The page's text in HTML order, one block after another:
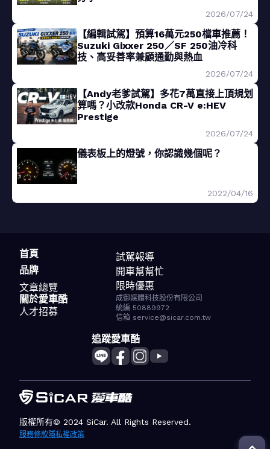
2026/07/24
【編輯試駕】預算16萬元250檔車推薦！
Suzuki Gixxer 250／SF 250油冷科
技、高妥善率兼顧通勤與熱血
2026/07/24
【Andy老爹試駕】多花7萬直接上頂規划
算嗎？小改款Honda CR-V e:HEV
Prestige
2026/07/24
儀表板上的燈號，你認識幾個呢？
2022/04/16
首頁
品牌
文章總覽
試駕報導
開車幫幫忙
限時優惠
關於愛車酷
人才招募
成御媒體科技股份有限公司
統編 50889972
信箱 service@sicar.com.tw
追蹤愛車酷
版權所有© 2024 SiCar. All Rights Reserved.
服務條款隱私權政策